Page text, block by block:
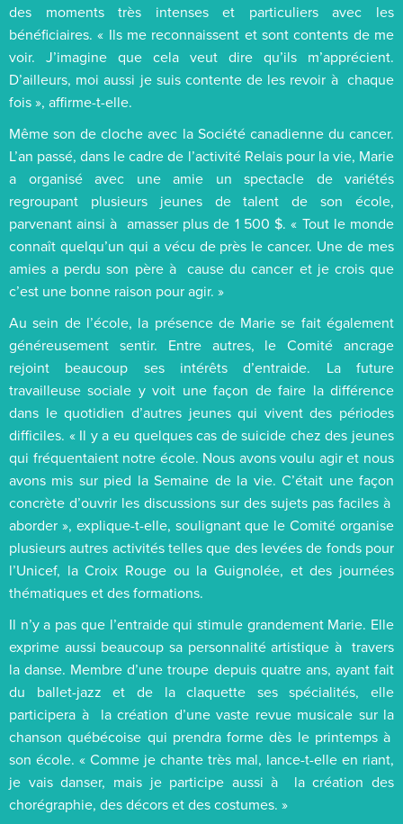
des moments très intenses et particuliers avec les
bénéficiaires. « Ils me reconnaissent et sont contents de me
voir. J’imagine que cela veut dire qu’ils m’apprécient.
D’ailleurs, moi aussi je suis contente de les revoir à chaque
fois », affirme-t-elle.
Même son de cloche avec la Société canadienne du cancer.
L’an passé, dans le cadre de l’activité Relais pour la vie, Marie
a organisé avec une amie un spectacle de variétés
regroupant plusieurs jeunes de talent de son école,
parvenant ainsi à amasser plus de 1 500 $. « Tout le monde
connaît quelqu’un qui a vécu de près le cancer. Une de mes
amies a perdu son père à cause du cancer et je crois que
c’est une bonne raison pour agir. »
Au sein de l’école, la présence de Marie se fait également
généreusement sentir. Entre autres, le Comité ancrage
rejoint beaucoup ses intérêts d’entraide. La future
travailleuse sociale y voit une façon de faire la différence
dans le quotidien d’autres jeunes qui vivent des périodes
difficiles. « Il y a eu quelques cas de suicide chez des jeunes
qui fréquentaient notre école. Nous avons voulu agir et nous
avons mis sur pied la Semaine de la vie. C’était une façon
concrète d’ouvrir les discussions sur des sujets pas faciles à
aborder », explique-t-elle, soulignant que le Comité organise
plusieurs autres activités telles que des levées de fonds pour
l’Unicef, la Croix Rouge ou la Guignolée, et des journées
thématiques et des formations.
Il n’y a pas que l’entraide qui stimule grandement Marie. Elle
exprime aussi beaucoup sa personnalité artistique à travers
la danse. Membre d’une troupe depuis quatre ans, ayant fait
du ballet-jazz et de la claquette ses spécialités, elle
participera à la création d’une vaste revue musicale sur la
chanson québécoise qui prendra forme dès le printemps à
son école. « Comme je chante très mal, lance-t-elle en riant,
je vais danser, mais je participe aussi à la création des
chorégraphie, des décors et des costumes. »